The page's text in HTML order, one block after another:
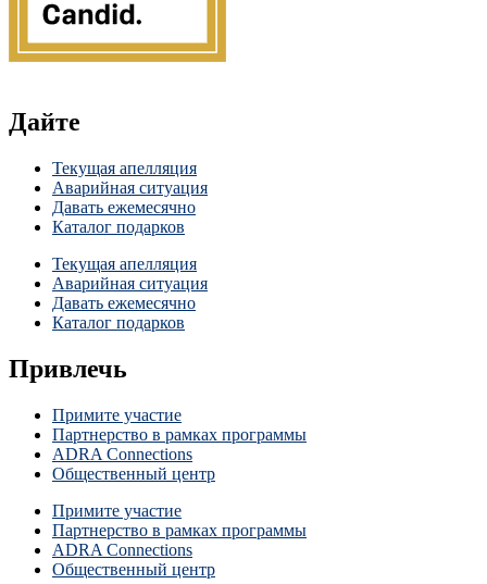
Дайте
Текущая апелляция
Аварийная ситуация
Давать ежемесячно
Каталог подарков
Текущая апелляция
Аварийная ситуация
Давать ежемесячно
Каталог подарков
Привлечь
Примите участие
Партнерство в рамках программы
ADRA Connections
Общественный центр
Примите участие
Партнерство в рамках программы
ADRA Connections
Общественный центр